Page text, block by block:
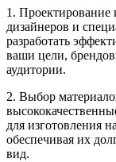
1.
дизайнеров и
разработать
ваши цели,
аудитории.
2. Выбор
для изготовления
обеспечивая их
вид.